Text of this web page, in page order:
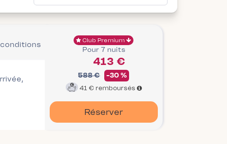
Club Premium
Pour 7 nuits
413 €
588 € -30 %
41 € remboursés
Réserver